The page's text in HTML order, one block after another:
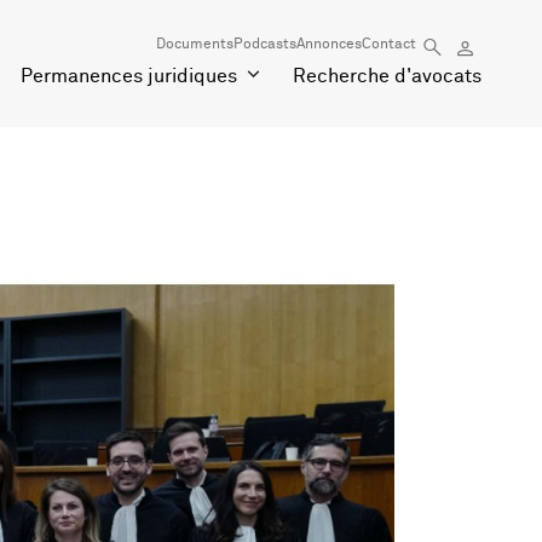
DocumentsPodcastsAnnoncesContact
Permanences juridiques Recherche d'avocats